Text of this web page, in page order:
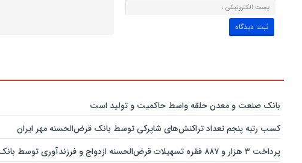
بانك صنعت و معدن حلقه واسط حاكمیت و تولید است
کسب رتبه پنجم تعداد تراکنش‌های شاپرکی توسط بانک قرض‌الحسنه مهر ایران
پرداخت ۳ هزار و ۸۸۷ فقره تسهیلات قرض‌الحسنه ازدواج و فرزندآوری توسط بانک پاسارگاد تا پایان خردادماه ۱۴۰۵